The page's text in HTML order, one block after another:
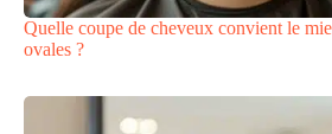
Quelle coupe de cheveux convient le
ovales ?